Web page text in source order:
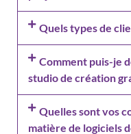
Quels types de
Comment puis-je
studio de création
Quelles sont vos
matière de logiciels